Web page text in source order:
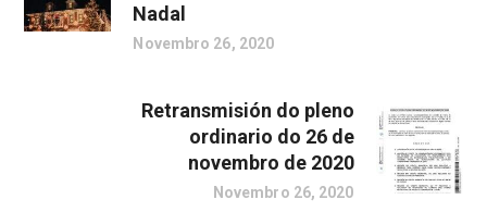
Nadal
Novembro 26, 2020
Retransmisión do pleno
ordinario do 26 de
novembro de 2020
Novembro 26, 2020